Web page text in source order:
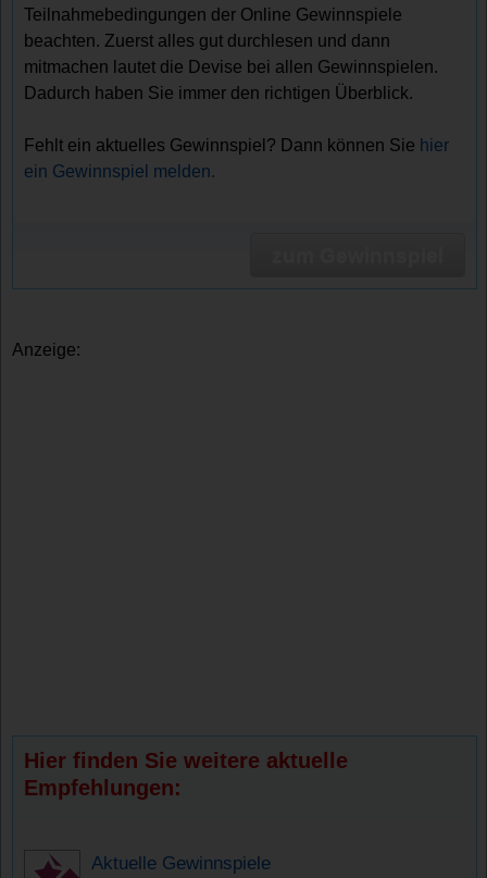
Teilnahmebedingungen der Online Gewinnspiele
beachten. Zuerst alles gut durchlesen und dann
mitmachen lautet die Devise bei allen Gewinnspielen.
Dadurch haben Sie immer den richtigen Überblick.
Fehlt ein aktuelles Gewinnspiel? Dann können Sie hier
ein Gewinnspiel melden.
Anzeige:
Hier finden Sie weitere aktuelle
Empfehlungen:
Aktuelle Gewinnspiele